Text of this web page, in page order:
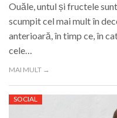
Ouăle, untul și fructele
scumpit cel mai mult în
anterioară, în timp ce, în
cele…
MAI MULT →
SOCIAL